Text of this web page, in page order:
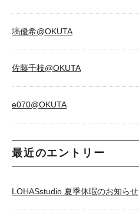
塙優希@OKUTA
佐藤千枝@OKUTA
e070@OKUTA
最近のエントリー
LOHASstudio 夏季休暇のお知らせ